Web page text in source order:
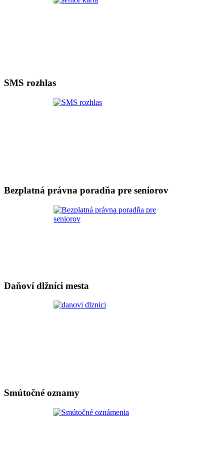
SMS rozhlas
Bezplatná právna poradňa pre seniorov
Daňoví dlžníci mesta
Smútočné oznamy